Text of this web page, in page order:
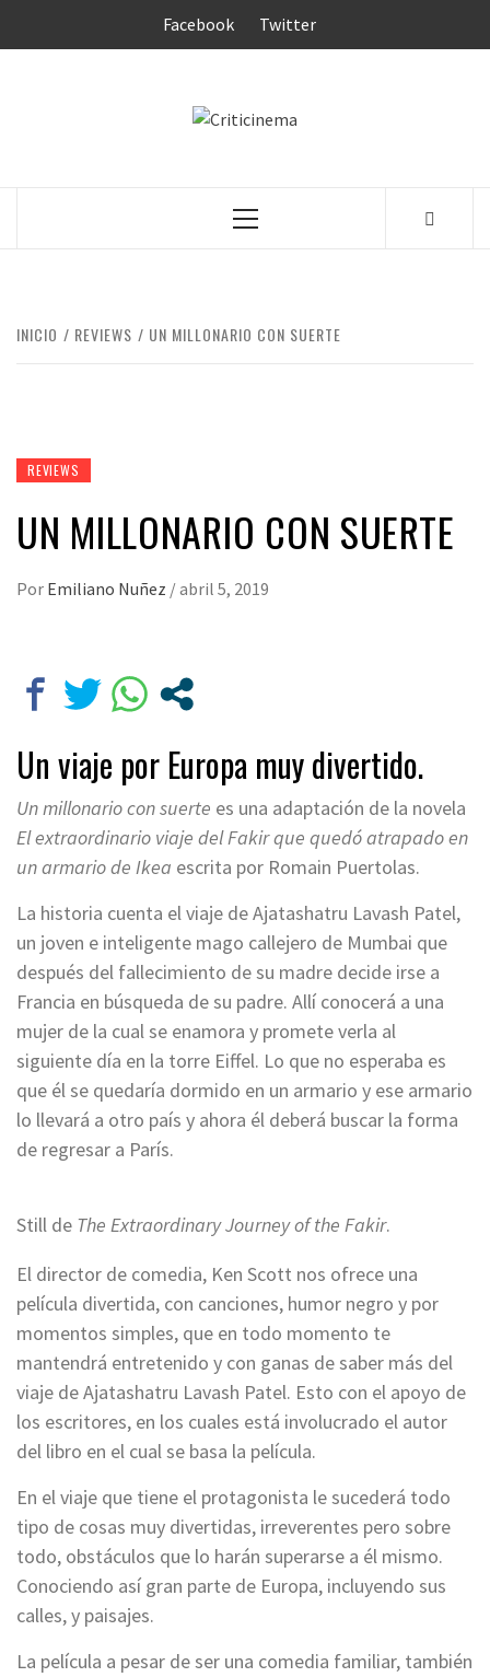
Facebook Twitter
Menú
INICIO REVIEWS UN MILLONARIO CON SUERTE
REVIEWS
UN MILLONARIO CON SUERTE
Por Emiliano Nuñez /abril 5, 2019
Un viaje por Europa muy divertido.
Un millonario con suerte es una adaptación de la novela
El extraordinario viaje del Fakir que quedó atrapado en
un armario de Ikea escrita por Romain Puertolas.
La historia cuenta el viaje de Ajatashatru Lavash Patel,
un joven e inteligente mago callejero de Mumbai que
después del fallecimiento de su madre decide irse a
Francia en búsqueda de su padre. Allí conocerá a una
mujer de la cual se enamora y promete verla al
siguiente día en la torre Eiffel. Lo que no esperaba es
que él se quedaría dormido en un armario y ese armario
lo llevará a otro país y ahora él deberá buscar la forma
de regresar a París.
Still de The Extraordinary Journey of the Fakir.
El director de comedia, Ken Scott nos ofrece una
película divertida, con canciones, humor negro y por
momentos simples, que en todo momento te
mantendrá entretenido y con ganas de saber más del
viaje de Ajatashatru Lavash Patel. Esto con el apoyo de
los escritores, en los cuales está involucrado el autor
del libro en el cual se basa la película.
En el viaje que tiene el protagonista le sucederá todo
tipo de cosas muy divertidas, irreverentes pero sobre
todo, obstáculos que lo harán superarse a él mismo.
Conociendo así gran parte de Europa, incluyendo sus
calles, y paisajes.
La película a pesar de ser una comedia familiar, también